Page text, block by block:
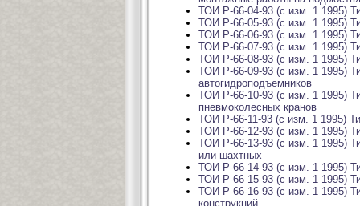
ТОИ Р-66-04-93 (с изм. 1 1995)
ТОИ Р-66-05-93 (с изм. 1 1995)
ТОИ Р-66-06-93 (с изм. 1 1995)
ТОИ Р-66-07-93 (с изм. 1 1995)
ТОИ Р-66-08-93 (с изм. 1 1995)
ТОИ Р-66-09-93 (с изм. 1 1995)
автогидроподъемников
ТОИ Р-66-10-93 (с изм. 1 1995)
пневмоколесных кранов
ТОИ Р-66-11-93 (с изм. 1 1995)
ТОИ Р-66-12-93 (с изм. 1 1995)
ТОИ Р-66-13-93 (с изм. 1 1995)
или шахтных
ТОИ Р-66-14-93 (с изм. 1 1995)
ТОИ Р-66-15-93 (с изм. 1 1995)
ТОИ Р-66-16-93 (с изм. 1 1995)
конструкций